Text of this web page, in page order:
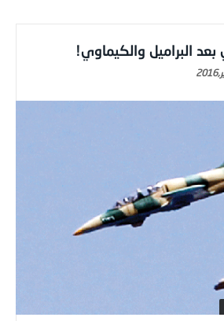
بعد البراميل والكيماوي!